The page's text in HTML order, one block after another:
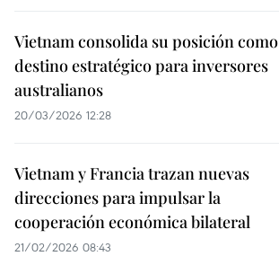
Vietnam consolida su posición como
destino estratégico para inversores
australianos
20/03/2026 12:28
Vietnam y Francia trazan nuevas
direcciones para impulsar la
cooperación económica bilateral
21/02/2026 08:43